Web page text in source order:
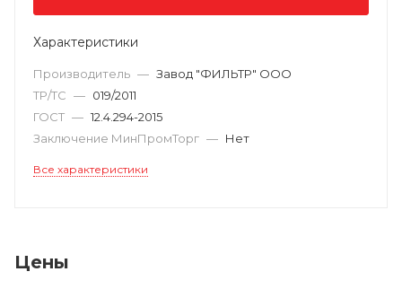
Характеристики
Производитель — Завод "ФИЛЬТР" ООО
ТР/ТС — 019/2011
ГОСТ — 12.4.294-2015
Заключение МинПромТорг — Нет
Все характеристики
Цены